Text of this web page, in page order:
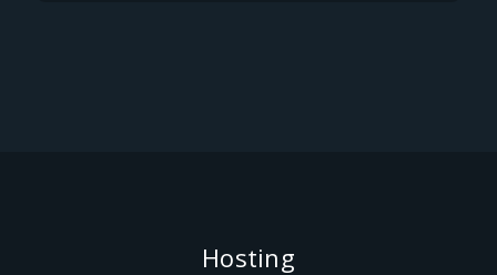
Hosting